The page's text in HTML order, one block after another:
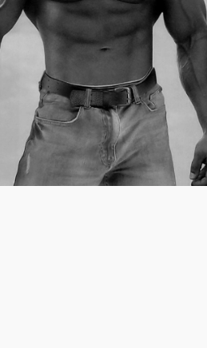
BIZE
HAZIR